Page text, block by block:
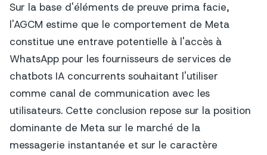
Sur la base d'éléments de preuve prima facie,
l'AGCM estime que le comportement de Meta
constitue une entrave potentielle à l'accès à
WhatsApp pour les fournisseurs de services de
chatbots IA concurrents souhaitant l'utiliser
comme canal de communication avec les
utilisateurs. Cette conclusion repose sur la position
dominante de Meta sur le marché de la
messagerie instantanée et sur le caractère